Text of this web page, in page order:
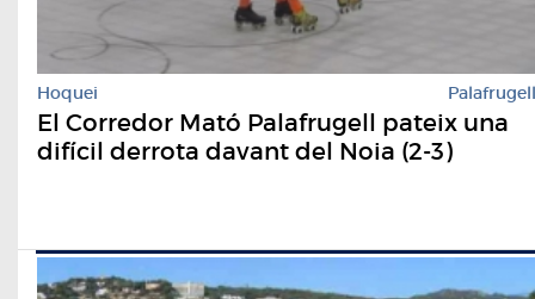
Hoquei Palafrugell
El Corredor Mató Palafrugell pateix una
difícil derrota davant del Noia (2-3)